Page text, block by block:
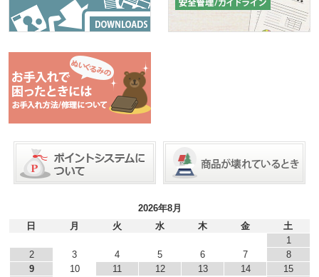
2026年8月
日
月 火 水 木 金
土
1
2
3 4 5 6 7
8
9
10 11 12 13 14
15